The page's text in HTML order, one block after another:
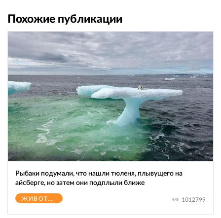
Похожие публикации
Рыбаки подумали, что нашли тюленя, плывущего на
айсберге, но затем они подплыли ближе
ЖИВОТНЫЕ 1012799